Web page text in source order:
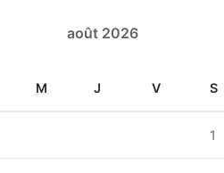
août 2026
M J V S
1